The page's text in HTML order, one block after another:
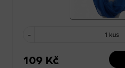
- 1 kus
109 Kč